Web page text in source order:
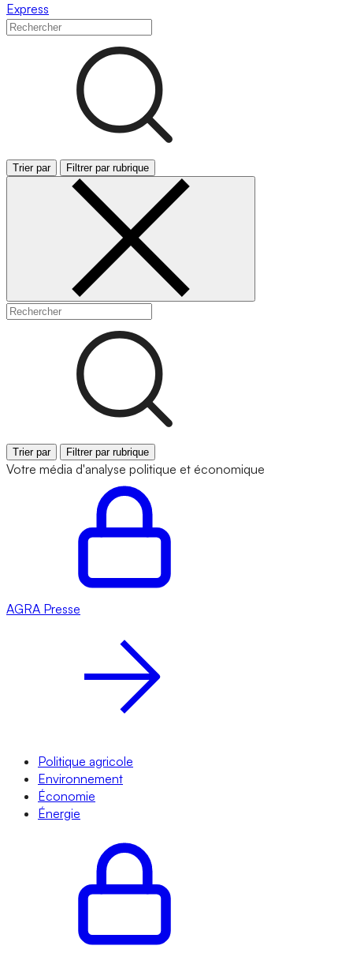
Express
Trier par Filtrer par rubrique
Trier par Filtrer par rubrique
Votre média d'analyse politique et économique
AGRA Presse
Politique agricole
Environnement
Économie
Énergie